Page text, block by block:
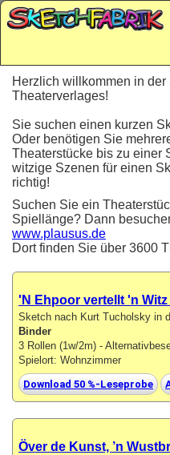
Herzlich willkommen in
Theaterverlages!
Sie suchen einen kurzen
Oder benötigen Sie
Theaterstücke bis zu einer
witzige Szenen für einen
richtig!
Suchen Sie ein
Spiellänge? Dann
www.plausus.de
Dort finden Sie über 3600
'N Ehpoor vertellt 'n
Sketch nach Kurt Tucholsky in
Binder
3 Rollen (1w/2m) -
Spielort: Wohnzimmer
Download 50 %-Leseprobe
Över de Kunst, ’n